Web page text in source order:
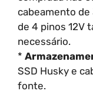
cabeamento de
de 4 pinos 12V
necessário.
*
SSD Husky e
fonte.